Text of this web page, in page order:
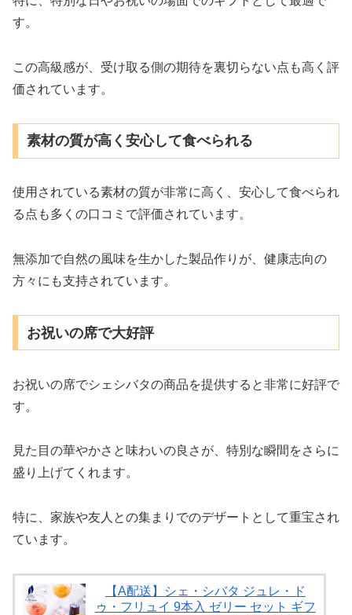
す。
この高級感が、受け取る側の期待を裏切らない点も高く評
価されています。
素材の質が高く安心して食べられる
使用されている素材の質が非常に高く、安心して食べられ
る点も多くの口コミで評価されています。
無添加で自然の風味を生かした製品作りが、健康志向の
方々にも支持されています。
お祝いの席で大好評
お祝いの席でシェシバタの商品を提供すると非常に好評で
す。
見た目の華やかさと味わいの良さが、特別な瞬間をさらに
盛り上げてくれます。
特に、家族や友人との集まりでのデザートとして重宝され
ています。
【A配送】シェ・シバタ ジュレ・ド
ゥ・フリュイ 9本入 ゼリー セット ギフ